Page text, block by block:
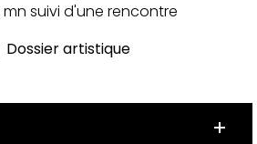
mn suivi d'une rencontre
Dossier artistique